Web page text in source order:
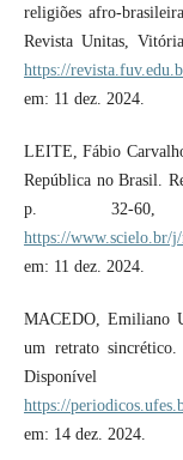
religiões afro-
Revista Unitas,
https://
em: 11 dez. 2024.
LEITE, Fábio
República no Brasil.
p. 32-60,
https://www.scielo.br/
em: 11 dez. 2024.
MACEDO, Emiliano
um retrato
https://
em: 14 dez. 2024.